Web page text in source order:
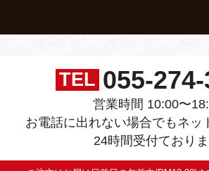
TEL 055-
営業時間 10:00〜
お電話に出れない場合でもネッ
24時間受付ており